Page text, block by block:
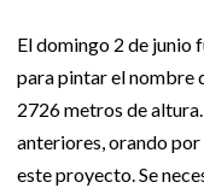
El domingo 2 de junio
para pintar el nombre
2726 metros de
anteriores, orando
este proyecto. Se